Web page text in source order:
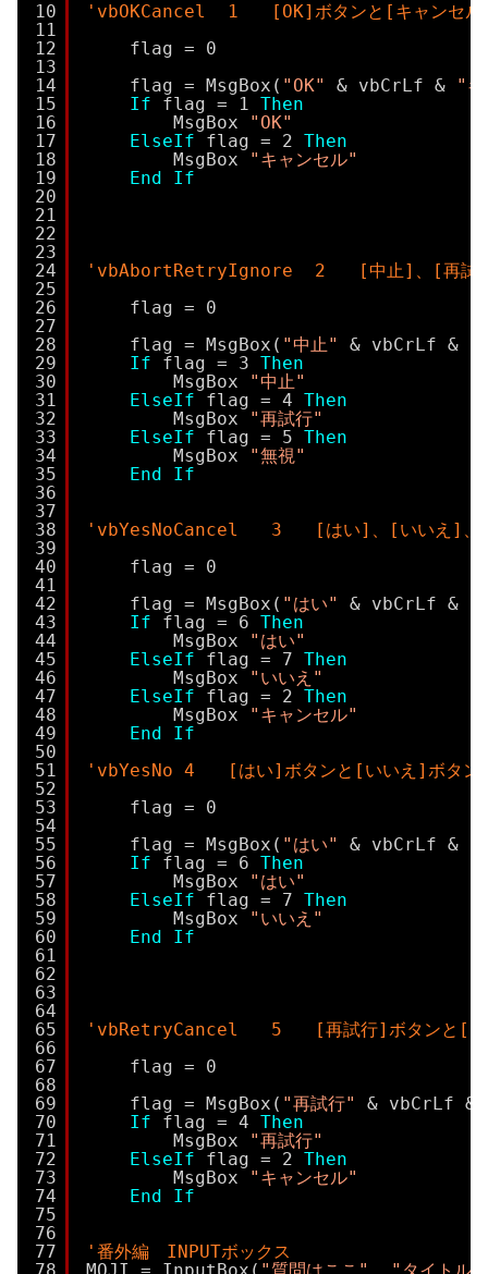
10
11
12
13
14
15
16
17
18
19
20
21
22
23
24
25
26
27
28
29
30
31
32
33
34
35
36
37
38
39
40
41
42
43
44
45
46
47
48
49
50
51
52
53
54
55
56
57
58
59
60
61
62
63
64
65
66
67
68
69
70
71
72
73
74
75
76
77
78
'vbOKCancel  1   [OK]ボタンと[キャンセル]
flag = 0
flag = MsgBox( "OK" & vbCrLf &
"キ
If
flag = 1 Then
MsgBox
"OK"
ElseIf
flag = 2 Then
MsgBox
"キャンセル"
End
If
'vbAbortRetryIgnore  2   [中止]、[再試行]
flag = 0
flag = MsgBox( "中止" & vbCrLf &
If
flag = 3 Then
MsgBox
"中止"
ElseIf
flag = 4 Then
MsgBox
"再試行"
ElseIf
flag = 5 Then
MsgBox
"無視"
End
If
'vbYesNoCancel   3   [はい]、[いいえ]、お
flag = 0
flag = MsgBox( "はい" & vbCrLf &
If
flag = 6 Then
MsgBox
"はい"
ElseIf
flag = 7 Then
MsgBox
"いいえ"
ElseIf
flag = 2 Then
MsgBox
"キャンセル"
End
If
'vbYesNo 4   [はい]ボタンと[いいえ]ボタン
flag = 0
flag = MsgBox( "はい" & vbCrLf &
If
flag = 6 Then
MsgBox
"はい"
ElseIf
flag = 7 Then
MsgBox
"いいえ"
End
If
'vbRetryCancel   5   [再試行]ボタンと[キ
flag = 0
flag = MsgBox( "再試行" & vbCrLf &
If
flag = 4 Then
MsgBox
"再試行"
ElseIf
flag = 2 Then
MsgBox
"キャンセル"
End
If
'番外編　INPUTボックス
MOJI = InputBox( "質問はここ" "タイトル